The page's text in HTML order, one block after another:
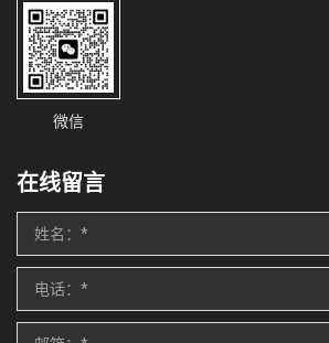
微信
在线留言